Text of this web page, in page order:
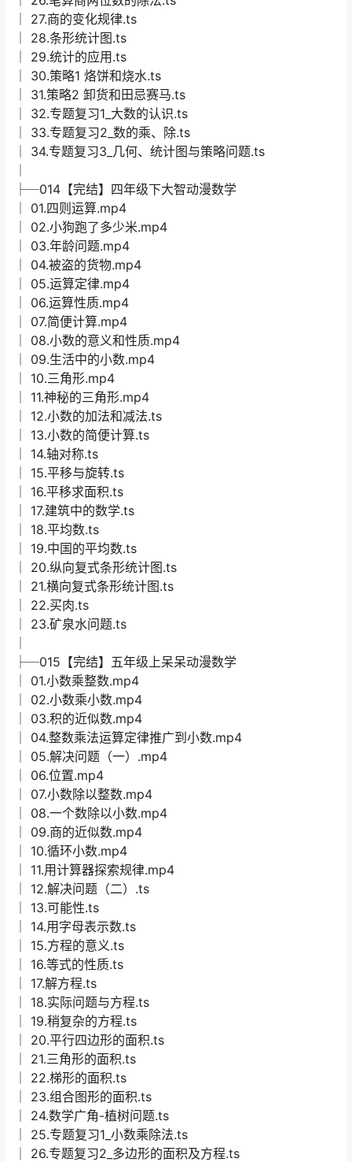
│ 27.商的变化规律.ts
│ 28.条形统计图.ts
│ 29.统计的应用.ts
│ 30.策略1 烙饼和烧水.ts
│ 31.策略2 卸货和田忌赛马.ts
│ 32.专题复习1_大数的认识.ts
│ 33.专题复习2_数的乘、除.ts
│ 34.专题复习3_几何、统计图与策略问题.ts
├─014【完结】四年级下大智动漫数学
│ 01.四则运算.mp4
│ 02.小狗跑了多少米.mp4
│ 03.年龄问题.mp4
│ 04.被盗的货物.mp4
│ 05.运算定律.mp4
│ 06.运算性质.mp4
│ 07.简便计算.mp4
│ 08.小数的意义和性质.mp4
│ 09.生活中的小数.mp4
│ 10.三角形.mp4
│ 11.神秘的三角形.mp4
│ 12.小数的加法和减法.ts
│ 13.小数的简便计算.ts
│ 14.轴对称.ts
│ 15.平移与旋转.ts
│ 16.平移求面积.ts
│ 17.建筑中的数学.ts
│ 18.平均数.ts
│ 19.中国的平均数.ts
│ 20.纵向复式条形统计图.ts
│ 21.横向复式条形统计图.ts
│ 22.买肉.ts
│ 23.矿泉水问题.ts
├─015【完结】五年级上呆呆动漫数学
│ 01.小数乘整数.mp4
│ 02.小数乘小数.mp4
│ 03.积的近似数.mp4
│ 04.整数乘法运算定律推广到小数.mp4
│ 05.解决问题（一）.mp4
│ 06.位置.mp4
│ 07.小数除以整数.mp4
│ 08.一个数除以小数.mp4
│ 09.商的近似数.mp4
│ 10.循环小数.mp4
│ 11.用计算器探索规律.mp4
│ 12.解决问题（二）.ts
│ 13.可能性.ts
│ 14.用字母表示数.ts
│ 15.方程的意义.ts
│ 16.等式的性质.ts
│ 17.解方程.ts
│ 18.实际问题与方程.ts
│ 19.稍复杂的方程.ts
│ 20.平行四边形的面积.ts
│ 21.三角形的面积.ts
│ 22.梯形的面积.ts
│ 23.组合图形的面积.ts
│ 24.数学广角-植树问题.ts
│ 25.专题复习1_小数乘除法.ts
│ 26.专题复习2_多边形的面积及方程.ts